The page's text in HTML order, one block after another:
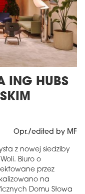
ING HUBS
Opr./edited by MF
z nowej siedziby
Biuro o
przez
na
Domu Słowa